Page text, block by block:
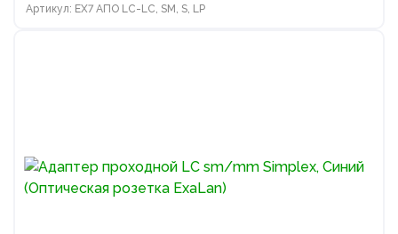
Артикул: EX7 АПО LC-LC, SM, S, LP